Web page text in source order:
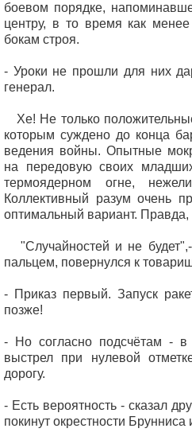
боевом порядке,
центру, в то время как
бокам строя.
- Уроки не прошли для них
генерал.
Хе! Не только
которым суждено до конца
ведения войны. Опытные
на передовую своих
термоядерном огне,
Коллективный разум очень
оптимальный вариант.
"Случайностей и не
пальцем, повернулся к
- Приказ первый. Запуск
позже!
- Но согласно подсчётам - в
выстрел при нулевой
дорогу.
- Есть вероятность - сказал
покинут окрестности